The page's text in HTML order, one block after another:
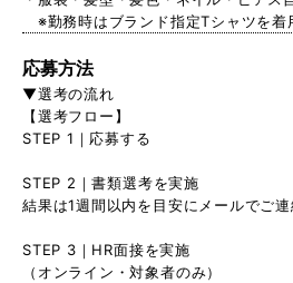
※勤務時はブランド指定Tシャツを着
応募方法
▼選考の流れ
【選考フロー】
STEP 1｜応募する
STEP 2｜書類選考を実施
結果は1週間以内を目安にメールでご連
STEP 3｜HR面接を実施
（オンライン・対象者のみ）